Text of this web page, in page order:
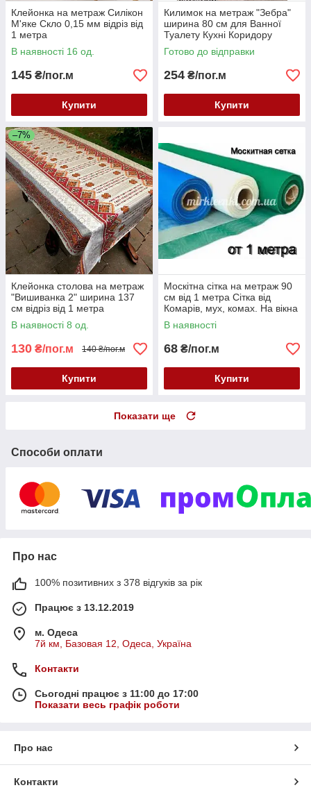
Клейонка на метраж Силікон
М'яке Скло 0,15 мм відріз від
1 метра
В наявності 16 од.
145 ₴/пог.м
Купити
Килимок на метраж "Зебра"
ширина 80 см для Ванної
Туалету Кухні Коридору
Доріжка Аквамат
Готово до відправки
254 ₴/пог.м
Купити
–7%
Клейонка столова на метраж
"Вишиванка 2" ширина 137
см відріз від 1 метра
В наявності 8 од.
130 ₴/пог.м 140 ₴/пог.м
Купити
Москітна сітка на метраж 90
см від 1 метра Сітка від
Комарів, мух, комах. На вікна
і двері
В наявності
68 ₴/пог.м
Купити
Показати ще
Способи оплати
Про нас
100% позитивних з 378 відгуків за рік
Працює з 13.12.2019
м. Одеса
7й км, Базовая 12, Одеса, Україна
Контакти
Сьогодні працює з 11:00 до 17:00
Показати весь графік роботи
Про нас
Контакти